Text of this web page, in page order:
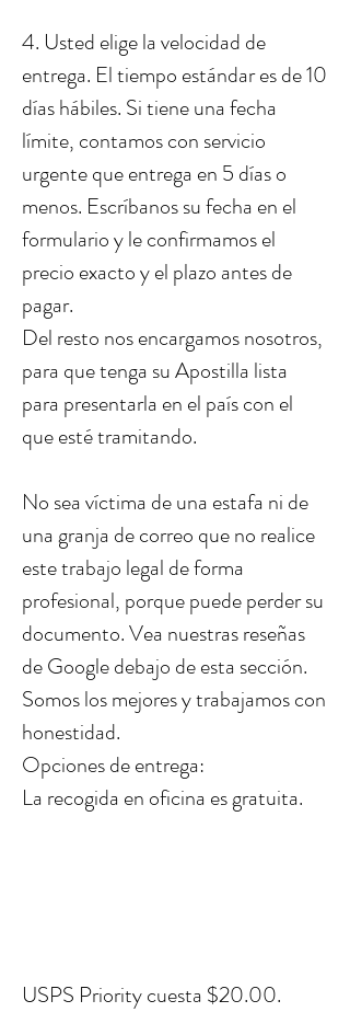
4. Usted elige la velocidad de
entrega. El tiempo estándar es de 10
días hábiles. Si tiene una fecha
límite, contamos con servicio
urgente que entrega en 5 días o
menos. Escríbanos su fecha en el
formulario y le confirmamos el
precio exacto y el plazo antes de
pagar.
Del resto nos encargamos nosotros,
para que tenga su Apostilla lista
para presentarla en el país con el
que esté tramitando.
No sea víctima de una estafa ni de
una granja de correo que no realice
este trabajo legal de forma
profesional, porque puede perder su
documento. Vea nuestras reseñas
de Google debajo de esta sección.
Somos los mejores y trabajamos con
honestidad.
Opciones de entrega:
La recogida en oficina es gratuita.
USPS Priority cuesta $20.00.